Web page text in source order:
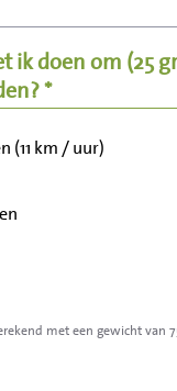
ik doen om (25
*
(5 km/uur)
(11 km / uur)
met een gewicht van